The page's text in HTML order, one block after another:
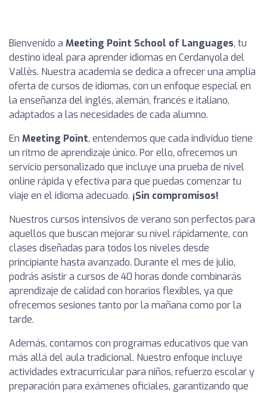
Bienvenido a Meeting Point School of Languages, tu
destino ideal para aprender idiomas en Cerdanyola del
Vallès. Nuestra academia se dedica a ofrecer una amplia
oferta de cursos de idiomas, con un enfoque especial en
la enseñanza del inglés, alemán, francés e italiano,
adaptados a las necesidades de cada alumno.
En Meeting Point, entendemos que cada individuo tiene
un ritmo de aprendizaje único. Por ello, ofrecemos un
servicio personalizado que incluye una prueba de nivel
online rápida y efectiva para que puedas comenzar tu
viaje en el idioma adecuado. ¡Sin compromisos!
Nuestros cursos intensivos de verano son perfectos para
aquellos que buscan mejorar su nivel rápidamente, con
clases diseñadas para todos los niveles desde
principiante hasta avanzado. Durante el mes de julio,
podrás asistir a cursos de 40 horas donde combinarás
aprendizaje de calidad con horarios flexibles, ya que
ofrecemos sesiones tanto por la mañana como por la
tarde.
Además, contamos con programas educativos que van
más allá del aula tradicional. Nuestro enfoque incluye
actividades extracurricular para niños, refuerzo escolar y
preparación para exámenes oficiales, garantizando que